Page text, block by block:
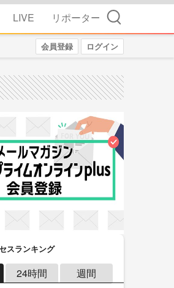
LIVE リポーター 検索
会員登録 ログイン
スランキング
24時間 週間